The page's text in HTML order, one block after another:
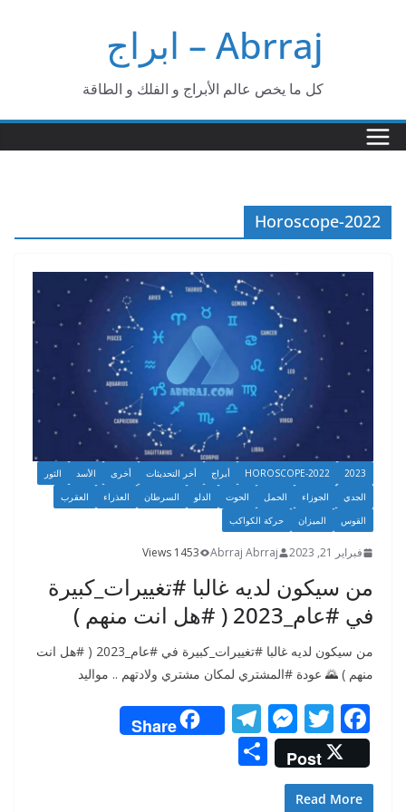
Abrraj – ابراج
كل ما يخص عالم الأبراج و الفلك و الطاقة
Horoscope-2022
2023
HOROSCOPE-2022 أبراج أخر التحديثات أخرى الأسد
الثور
الجدي
الجوزاء الحمل الحوت الدلو السرطان العذراء
العقرب
القوس
الميزان حركة الكواكب
فبراير 21, 2023 Abrraj Abrraj
1453 Views
من سيكون لديه غالبا #تغييرات_كبيرة
في #عام_2023 ( #هل انت منهم )
من سيكون لديه غالبا #تغييرات_كبيرة في #عام_2023 ( #هل انت
منهم ) 🌄 عودة #المشتري لمكان مشتري ولادتهم .. مواليد
F
ac
e
T
w
itt
M
e
ss
T
el
Share
Post
Read More